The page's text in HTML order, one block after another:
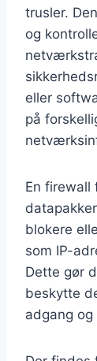
trusler.
og
eller
på
En firewall
blokere
som IP-
Dette gør
beskytte
adgang